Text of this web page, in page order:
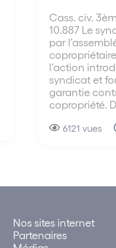
Cass. civ.
10.887 Le
par
l’action
syndicat et
garantie
copropriété.
6121 vues
Nos sites internet
Partenaires